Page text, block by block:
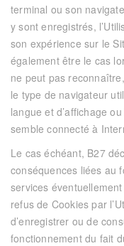
terminal ou son
y sont enregistrés,
son expérience sur le
également être le cas
ne peut pas
le type de navigateur
langue et d’affichage
semble connecté à
Le cas échéant, B27
conséquences liées au
services
refus de Cookies par
d’enregistrer ou de
fonctionnement du fait